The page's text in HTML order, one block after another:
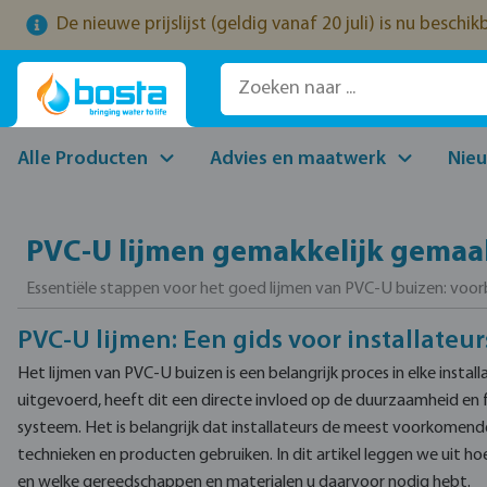
de hoofdinhoud
Ga naar de zoekopdracht
Ga naar de hoofdnavigatie
De nieuwe prijslijst (geldig vanaf 20 juli) is nu
Alle Producten Advies en maatwerk
PVC-U lijmen gemakkelijk
Essentiële stappen voor het goed lijmen van PVC-U buizen:
PVC-U lijmen: Een gids voor
Het lijmen van PVC-U buizen is een belangrijk proces in elke
uitgevoerd, heeft dit een directe invloed op de duurzaamheid
systeem. Het is belangrijk dat installateurs de meest
technieken en producten gebruiken. In dit artikel leggen we uit
en welke gereedschappen en materialen u daarvoor nodig hebt.